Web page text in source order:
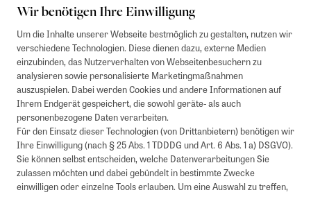
Wir benötigen Ihre Einwilligung
Um die Inhalte unserer Webseite bestmöglich zu gestalten, nutzen wir
verschiedene Technologien. Diese dienen dazu, externe Medien
einzubinden, das Nutzerverhalten von Webseitenbesuchern zu
analysieren sowie personalisierte Marketingmaßnahmen
auszuspielen. Dabei werden Cookies und andere Informationen auf
Ihrem Endgerät gespeichert, die sowohl geräte- als auch
personenbezogene Daten verarbeiten.
Für den Einsatz dieser Technologien (von Drittanbietern) benötigen wir
Ihre Einwilligung (nach § 25 Abs. 1 TDDDG und Art. 6 Abs. 1 a) DSGVO).
Sie können selbst entscheiden, welche Datenverarbeitungen Sie
zulassen möchten und dabei gebündelt in bestimmte Zwecke
einwilligen oder einzelne Tools erlauben. Um eine Auswahl zu treffen,